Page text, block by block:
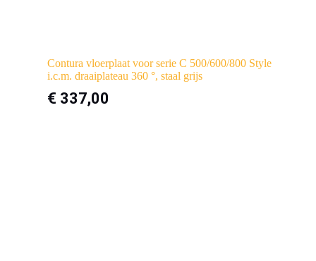
Contura vloerplaat voor serie C 500/600/800 Style
i.c.m. draaiplateau 360 °, staal grijs
€ 337,00